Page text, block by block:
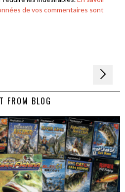
de vos commentaires sont
FROM BLOG